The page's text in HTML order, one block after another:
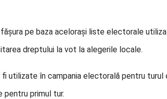
pe baza acelorași liste electorale
dreptului la vot la alegerile locale.
utilizate în campania electorală pentru turul
pentru primul tur.